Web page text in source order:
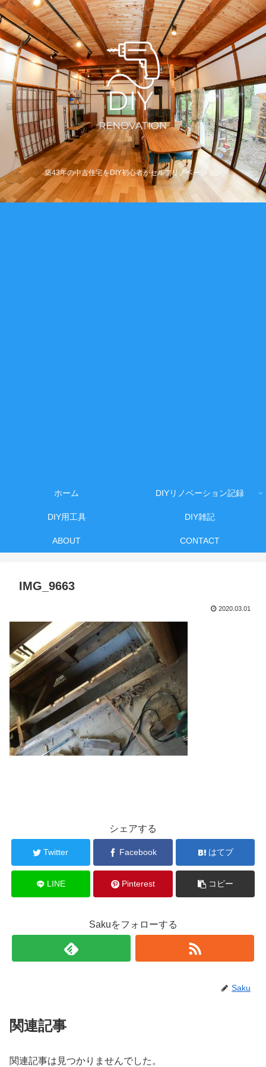
築43年の中古住宅をDIY初心者がセルフリノベーション
ホーム DIYリノベーション記録
DIY用工具 DIY雑記
ABOUT CONTACT
IMG_9663
2020.03.01
シェアする
Twitter Facebook はてブ
LINE Pinterest コピー
Sakuをフォローする
Saku
関連記事
関連記事は見つかりませんでした。